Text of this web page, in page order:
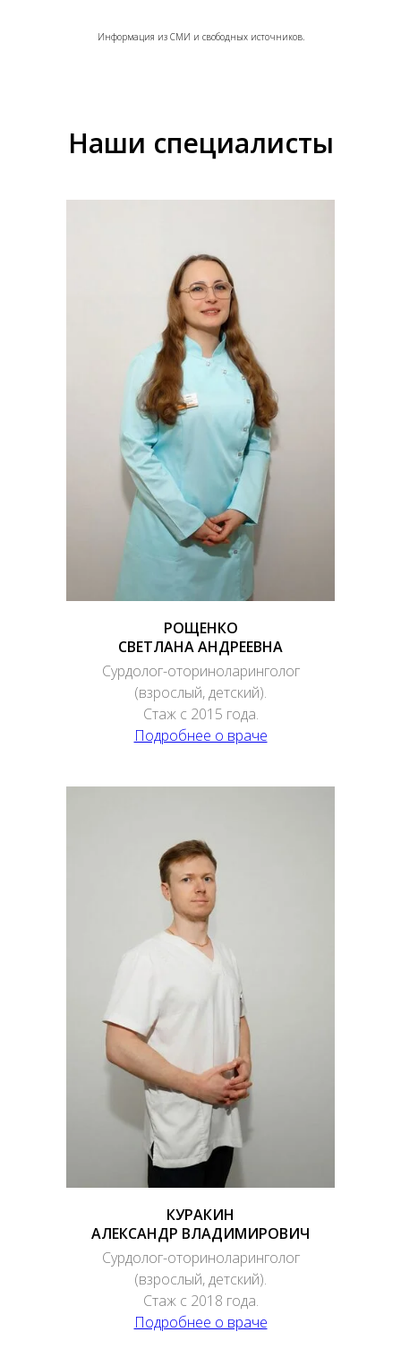
Информация из СМИ и свободных источников.
Наши специалисты
РОЩЕНКО
СВЕТЛАНА АНДРЕЕВНА
Сурдолог-оториноларинголог
(взрослый, детский).
Стаж с 2015 года.
Подробнее о враче
КУРАКИН
АЛЕКСАНДР ВЛАДИМИРОВИЧ
Сурдолог-оториноларинголог
(взрослый, детский).
Стаж с 2018 года.
Подробнее о враче